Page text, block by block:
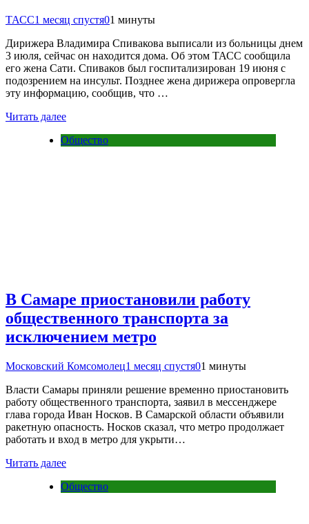
ТАСС1 месяц спустя01 минуты
Дирижера Владимира Спивакова выписали из больницы днем
3 июля, сейчас он находится дома. Об этом ТАСС сообщила
его жена Сати. Спиваков был госпитализирован 19 июня с
подозрением на инсульт. Позднее жена дирижера опровергла
эту информацию, сообщив, что …
Читать далее
Общество
В Самаре приостановили работу
общественного транспорта за
исключением метро
Московский Комсомолец1 месяц спустя01 минуты
Власти Самары приняли решение временно приостановить
работу общественного транспорта, заявил в мессенджере
глава города Иван Носков. В Самарской области объявили
ракетную опасность. Носков сказал, что метро продолжает
работать и вход в метро для укрыти…
Читать далее
Общество